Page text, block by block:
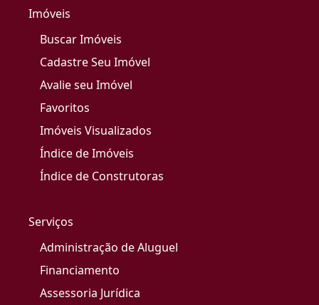
Imóveis
Buscar Imóveis
Cadastre Seu Imóvel
Avalie seu Imóvel
Favoritos
Imóveis Visualizados
Índice de Imóveis
Índice de Construtoras
Serviços
Administração de Aluguel
Financiamento
Assessoria Jurídica